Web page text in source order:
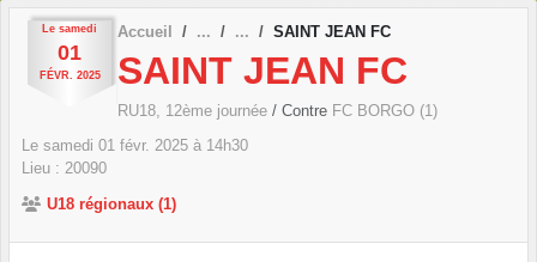
Le samedi
01
FÉVR. 2025
Accueil SAINT JEAN FC
SAINT JEAN FC
RU18, 12ème journée / Contre FC BORGO (1)
Le samedi 01 févr. 2025 à 14h30
Lieu : 20090
U18 régionaux (1)